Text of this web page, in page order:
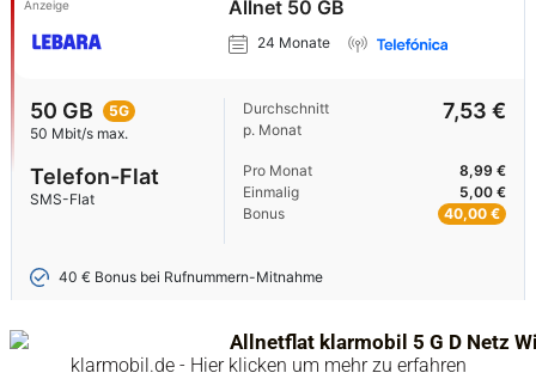
klarmobil.de - Hier klicken um mehr zu erfahren